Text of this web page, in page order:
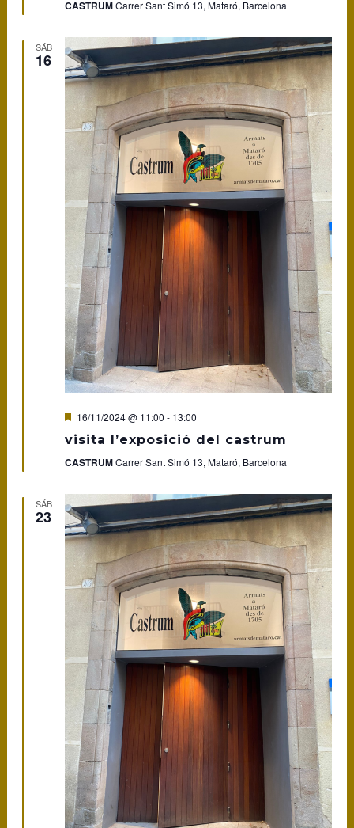
CASTRUMCarrer Sant Simó 13, Mataró, Barcelona
SÁB
16
Featured
16/11/2024 @ 11:00 - 13:00
visita l’exposició del castrum
CASTRUMCarrer Sant Simó 13, Mataró, Barcelona
SÁB
23